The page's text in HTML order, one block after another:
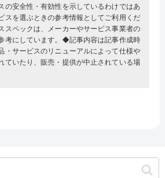
の安全性・有効性を示しているわけではあ
スを選ぶときの参考情報としてご利用くだ
スペックは、メーカーやサービス事業者の
考にしています。◆記事内容は記事作成時
・サービスのリニューアルによって仕様や
ていたり、販売・提供が中止されている場